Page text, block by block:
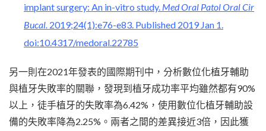
implant surgery: An in-vitro study. Med Oral Patol Oral Cir
Bucal. 2019;24(1):e76-e83. Published 2019 Jan 1.
doi:10.4317/medoral.22785
另一則在2021年發表的國際期刊中，分析數位化植牙輔助
與植牙失敗率的關聯，發現到植牙成功率平均雖然都有90%
以上，徒手植牙的失敗率為6.42%，使用數位化植牙輔助設
備的失敗率降為2.25%。兩者之間的差異接近3倍，因此獲